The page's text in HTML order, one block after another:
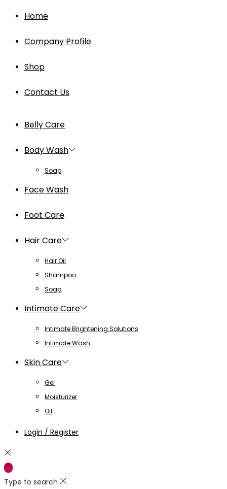
Home
Company Profile
Shop
Contact Us
Belly Care
Body Wash
Soap
Face Wash
Foot Care
Hair Care
Hair Oil
Shampoo
Soap
Intimate Care
Intimate Brightening Solutions
Intimate Wash
Skin Care
Gel
Moisturizer
Oil
Login / Register
Type to search